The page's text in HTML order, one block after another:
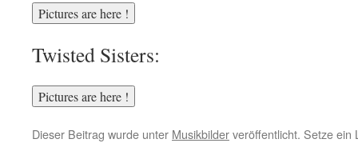
Twisted Sisters:
Dieser Beitrag wurde unter Musikbilderveröffentlicht. Setze